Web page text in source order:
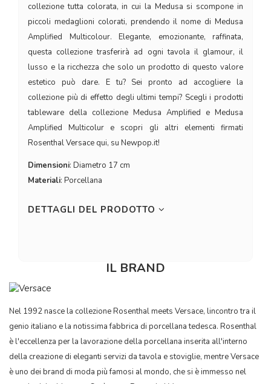
collezione tutta colorata, in cui la Medusa si scompone in
piccoli medaglioni colorati, prendendo il nome di Medusa
Amplified Multicolour. Elegante, emozionante, raffinata,
questa collezione trasferirà ad ogni tavola il glamour, il
lusso e la ricchezza che solo un prodotto di questo valore
estetico può dare. E tu? Sei pronto ad accogliere la
collezione più di effetto degli ultimi tempi? Scegli i prodotti
tableware della collezione Medusa Amplified e Medusa
Amplified Multicolur e scopri gli altri elementi firmati
Rosenthal Versace qui, su Newpop.it!
Dimensioni: Diametro 17 cm
Materiali: Porcellana
DETTAGLI DEL PRODOTTO
IL BRAND
Nel 1992 nasce la collezione Rosenthal meets Versace, lincontro tra il
genio italiano e la notissima fabbrica di porcellana tedesca. Rosenthal
è l'eccellenza per la lavorazione della porcellana inserita all'interno
della creazione di eleganti servizi da tavola e stoviglie, mentre Versace
è uno dei brand di moda più famosi al mondo, che si è immesso nel